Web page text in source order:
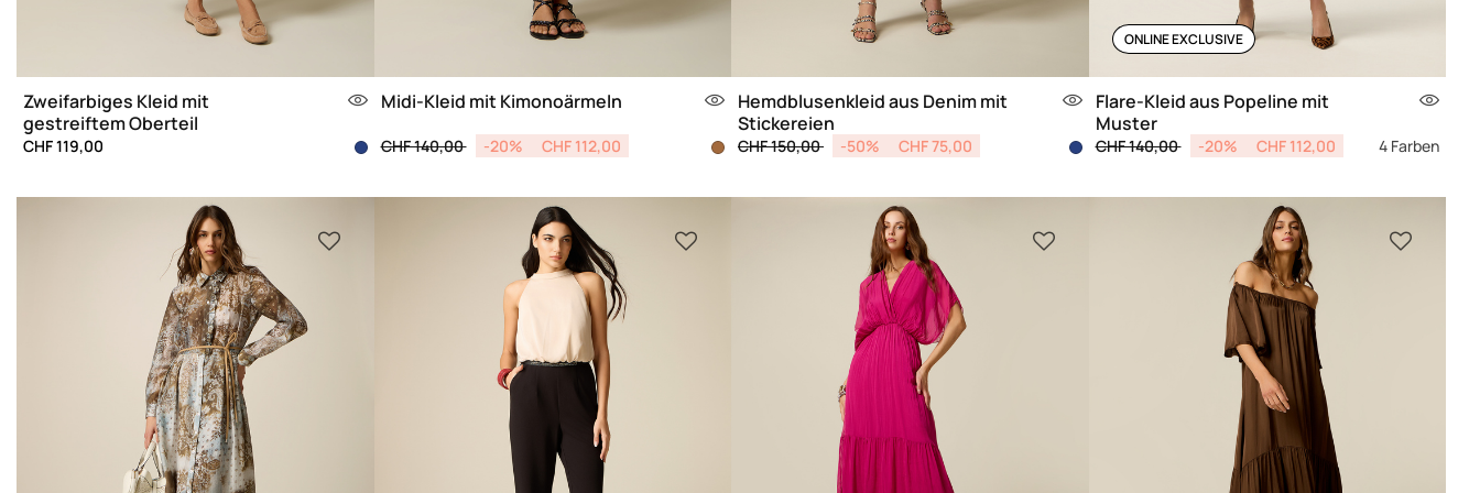
Zweifarbiges Kleid mit
gestreiftem Oberteil
CHF 119,00
Midi-Kleid mit Kimonoärmeln
Price reduced from
CHF 140,00 to-20% CHF 112,00
Hemdblusenkleid aus Denim mit
Stickereien
Price reduced from
CHF 150,00 to-50% CHF 75,00
ONLINE EXCLUSIVE
Flare-Kleid aus Popeline mit
Muster
Price reduced from
CHF 140,00 to-20% CHF 112,00 4 Farben